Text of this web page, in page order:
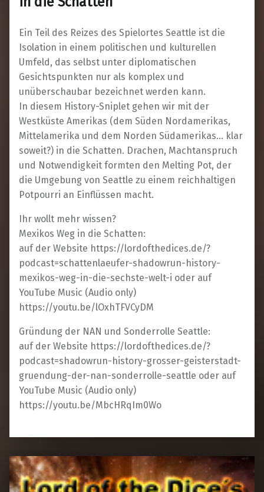
Ein Teil des Reizes des Spielortes Seattle ist die
Isolation in einem politischen und kulturellen
Umfeld, das selbst unter diplomatischen
Gesichtspunkten nur als komplex und
unüberschaubar bezeichnet werden kann.
In diesem History-Sniplet gehen wir mit der
Westküste Amerikas (dem Süden Nordamerikas,
Mittelamerika und dem Norden Südamerikas… klar
soweit?) in die Schatten. Drachen, Machtanspruch
und Notwendigkeit formten den Melting Pot, der
die Umgebung von Seattle zu einem reichhaltigen
Potpourri an Einflüssen macht.
Ihr wollt mehr wissen?
Mexikos Weg in die Schatten:
auf der Website https://lordofthedices.de/?
podcast=schattenlaeufer-shadowrun-history-
mexikos-weg-in-die-sechste-welt-i oder auf
YouTube Music (Audio only)
https://youtu.be/lOxhTFVCyDM
Gründung der NAN und Sonderrolle Seattle:
auf der Website https://lordofthedices.de/?
podcast=shadowrun-history-grosser-geisterstadt-
gruendung-der-nan-sonderrolle-seattle oder auf
YouTube Music (Audio only)
https://youtu.be/MbcHRqIm0Wo